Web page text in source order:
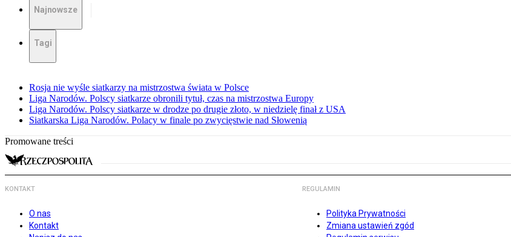
Najnowsze
Tagi
Rosja nie wyśle siatkarzy na mistrzostwa świata w Polsce
Liga Narodów. Polscy siatkarze obronili tytuł, czas na mistrzostwa Europy
Liga Narodów. Polscy siatkarze w drodze po drugie złoto, w niedzielę finał z USA
Siatkarska Liga Narodów. Polacy w finale po zwycięstwie nad Słowenią
Promowane treści
KONTAKT
O nas
Kontakt
REGULAMIN
Polityka Prywatności
Zmiana ustawień zgód